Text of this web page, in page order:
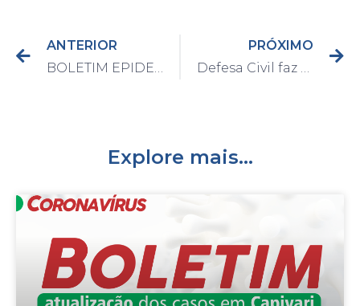
ANTERIOR
PRÓXIMO
Explore mais...